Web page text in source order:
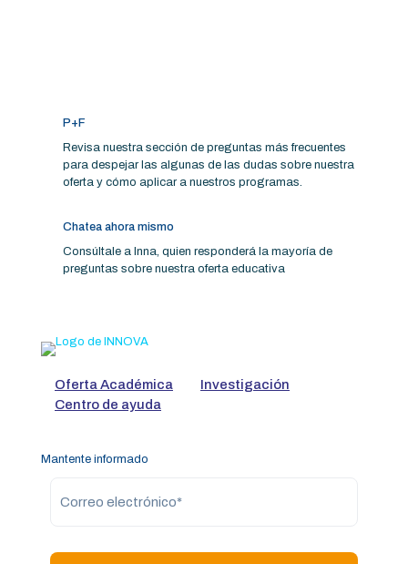
P+F
Revisa nuestra sección de preguntas más frecuentes
para despejar las algunas de las dudas sobre nuestra
oferta y cómo aplicar a nuestros programas.
Chatea ahora mismo
Consúltale a Inna, quien responderá la mayoría de
preguntas sobre nuestra oferta educativa
Oferta Académica
Investigación
Centro de ayuda
Mantente informado